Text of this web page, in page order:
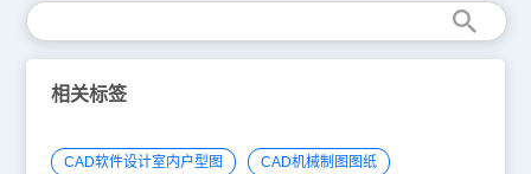
相关标签
CAD软件设计室内户型图 CAD机械制图图纸